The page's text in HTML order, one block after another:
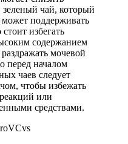
чай, который
поддерживать
избегать
содержанием
мочевой
перед началом
чаев следует
чтобы избежать
или
средствами.